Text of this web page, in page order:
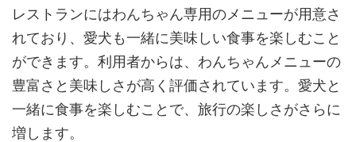
レストランにはわんちゃん専用のメニューが用意さ
れており、愛犬も一緒に美味しい食事を楽しむこと
ができます。利用者からは、わんちゃんメニューの
豊富さと美味しさが高く評価されています。愛犬と
一緒に食事を楽しむことで、旅行の楽しさがさらに
増します。